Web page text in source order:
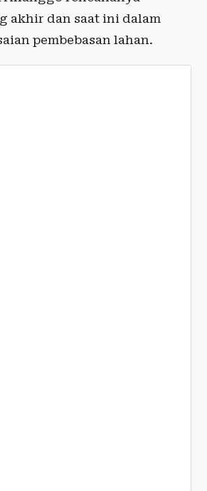
akhir dan saat ini dalam
pembebasan lahan.